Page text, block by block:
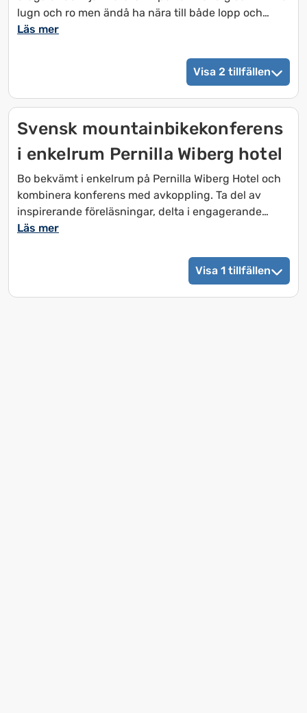
lugn och ro men ändå ha nära till både lopp och
service. Här slipper du packa med lakan och kan
Yogapassen ingår och ger dig möjlighet att landa,
andas och hitta ny energi - både före och efter
loppet.
Villkor
Paketet inkluderar eget rum i delat boende, linneset,
avresestädning, 3 yogapass under vistelsen samt
avbeställningsskydd. Gäller under Idre Fjällmaraton.
Läs mer
Visa 2 tillfällen
Svensk mountainbikekonferens
i enkelrum Pernilla Wiberg hotel
Bo bekvämt i enkelrum på Pernilla Wiberg Hotel och
kombinera konferens med avkoppling. Ta del av
inspirerande föreläsningar, delta i engagerande
breakout sessions och cykla på Idre Fjälls välbyggda
du egen cykel går det att låna på plats
Paketet inkluderar 2 frukostar, 2 luncher, 1 middag
samt kaffe och fika under konferensen.
Läs mer
Visa 1 tillfällen